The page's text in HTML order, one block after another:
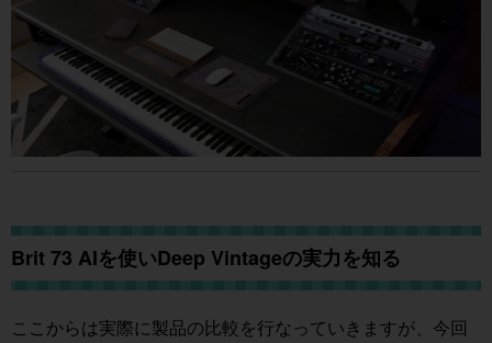
Brit 73 AIを使いDeep Vintageの実力を知る
ここからは実際に製品の比較を行なっていきますが、今回